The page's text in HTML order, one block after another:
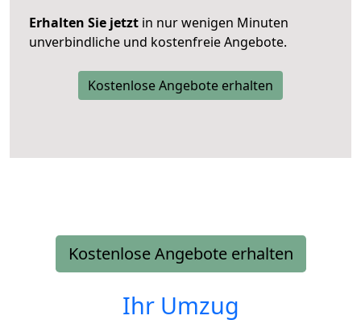
Erhalten Sie jetzt in nur wenigen Minuten
unverbindliche und kostenfreie Angebote.
Kostenlose Angebote erhalten
Kostenlose Angebote erhalten
Ihr Umzug